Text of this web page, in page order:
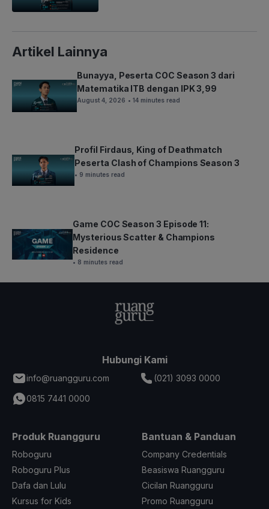
Artikel Lainnya
Bunayya, Peserta COC Season 3 dari
Matematika ITB dengan IPK 3,99
August 4, 2026 • 14 minutes read
Profil Firdaus, King of Deathmatch
Peserta Clash of Champions Season 3
• 9 minutes read
Game COC Season 3 Episode 11:
Mysterious Scatter & Champions
Residence
• 8 minutes read
Hubungi Kami
info@ruangguru.com
(021) 3093 0000
0815 7441 0000
Produk Ruangguru
Roboguru
Roboguru Plus
Dafa dan Lulu
Kursus for Kids
Bantuan & Panduan
Company Credentials
Beasiswa Ruangguru
Cicilan Ruangguru
Promo Ruangguru